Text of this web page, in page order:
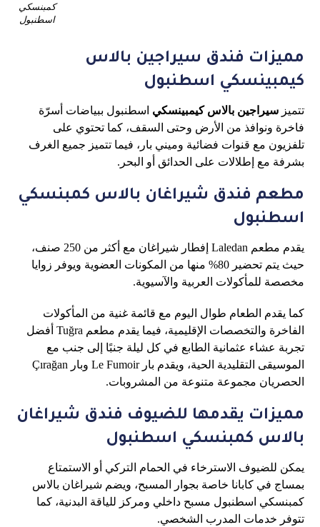
كمبنسكي
اسطنبول
مميزات فندق سيراجين بالاس
كيمبينسكي اسطنبول
تتميزسيراجين بالاس كيمبينسكي اسطنبول ببياضات أسرّة
فاخرة ونوافذ من الأرض وحتى السقف، كما تحتوي على
تلفزيون مع قنوات فضائية وميني بار، فيما تتميز جميع الغرف
بشرفة مع إطلالات على الحدائق أو البحر.
مطعم فندق شيراغان بالاس كمبنسكي
اسطنبول
يقدم مطعم Laledan إفطار شيراغان مع أكثر من 250 صنف،
حيث يتم تحضير 80% منها من المكونات العضوية ويوفر زوايا
مخصصة للمأكولات العربية والآسيوية.
كما يقدم الطعام طوال اليوم مع قائمة غنية من المأكولات
الفاخرة والتخصصات الإقليمية، فيما يقدم مطعم Tuğra أفضل
تجربة عشاء عثمانية الطابع في كل ليلة جنبًا إلى جنب مع
الموسيقى التقليدية الحية، ويقدم بار Le Fumoir وبار Çırağan
الحصريان مجموعة متنوعة من المشروبات.
مميزات يقدمها للضيوف فندق شيراغان
بالاس كمبنسكي اسطنبول
يمكن للضيوف الاسترخاء في الحمام التركي أو الاستمتاع
بمساج في كابانا خاصة بجوار المسبح، ويضم شيراغان بالاس
كمبنسكي اسطنبول مسبح داخلي ومركز للياقة البدنية، كما
تتوفر خدمات المدرب الشخصي.